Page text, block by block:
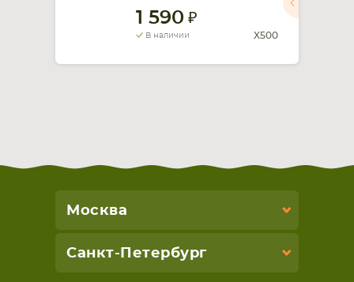
1 590
В наличии X500
Москва
Санкт-Петербург